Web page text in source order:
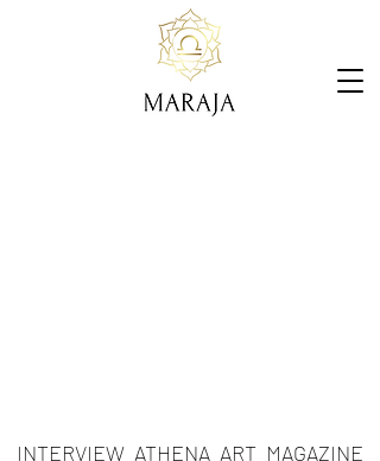
INTERVIEW ATHENA ART MAGAZINE